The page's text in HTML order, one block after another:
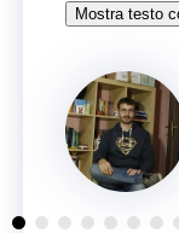
Mostra testo